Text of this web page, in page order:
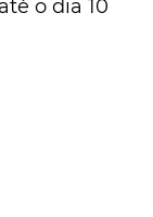
o dia 10